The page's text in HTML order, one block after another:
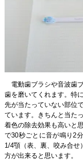
電動歯ブラシや音波歯
歯を磨いてくれます。特
先が当たっていない部位
ています。きちんと当た
着色の除去効果も高いと
で30秒ごとに音が鳴り2
1/4顎（表、裏、咬み合
方が出来ると思います。